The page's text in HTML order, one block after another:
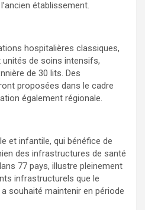
établissement.
hospitalières classiques,
unités de soins intensifs,
de 30 lits. Des
proposées dans le cadre
également régionale.
et infantile, qui bénéfice de
des infrastructures de santé
77 pays, illustre pleinement
infrastructurels que le
souhaité maintenir en période